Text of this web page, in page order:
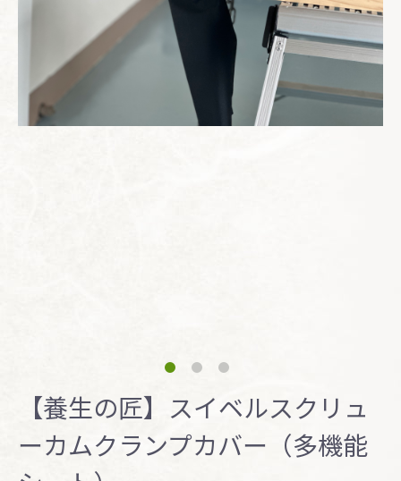
【養生の匠】スイベルスクリュ
ーカムクランプカバー（多機能